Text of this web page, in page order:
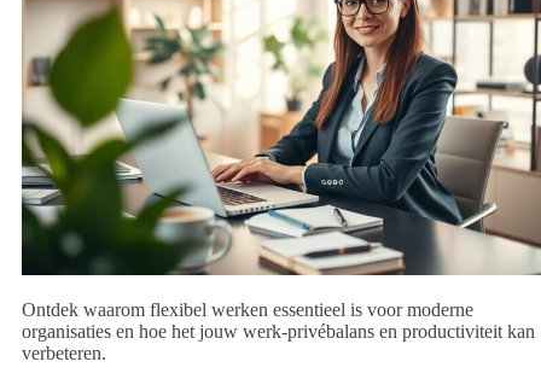
Ontdek waarom flexibel werken essentieel is voor moderne
organisaties en hoe het jouw werk-privébalans en productiviteit kan
verbeteren.